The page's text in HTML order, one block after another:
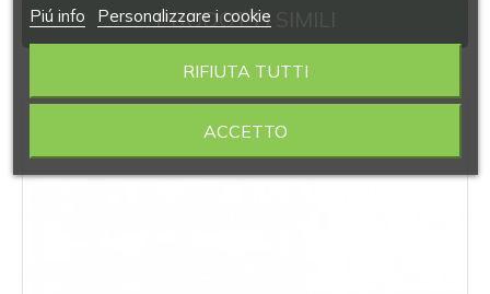
PRODOTTI SIMILI
‹ ›
Piú info Personalizzare i cookie
RIFIUTA TUTTI
ACCETTO